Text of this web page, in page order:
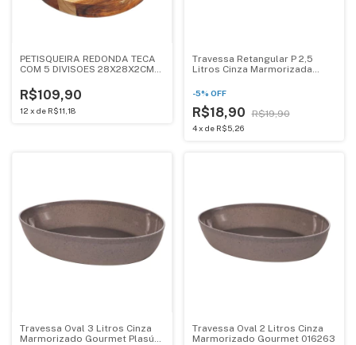
PETISQUEIRA REDONDA TECA
COM 5 DIVISOES 28X28X2CM
R$109,90
12 x de R$11,18
Travessa Retangular P 2,5
Litros Cinza Marmorizada
-5% OFF
R$18,90 R$19,90
4 x de R$5,26
Travessa Oval 3 Litros Cinza
Marmorizado Gourmet Plasútil
Travessa Oval 2 Litros Cinza
Marmorizado Gourmet 016263